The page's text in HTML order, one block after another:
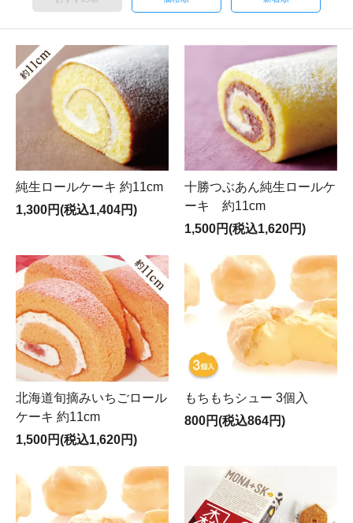
純生ロールケーキ 約11cm
1,300円(税込1,404円)
十勝つぶあん純生ロールケ
ーキ 約11cm
1,500円(税込1,620円)
北海道旬摘みいちごロール
ケーキ 約11cm
1,500円(税込1,620円)
もちもちシュー 3個入
800円(税込864円)